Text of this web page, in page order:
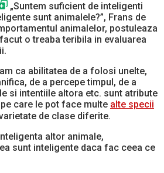
„Suntem suficient de inteligenti
sunt animalele?”, Frans de
animalelor, postuleaza
o treaba teribila in evaluarea
ca abilitatea de a folosi unelte,
de a percepe timpul, de a
si intentiile altora etc. sunt atribute
care le pot face multe alte specii
de clase diferite.
altor animale,
sunt inteligente daca fac ceea ce